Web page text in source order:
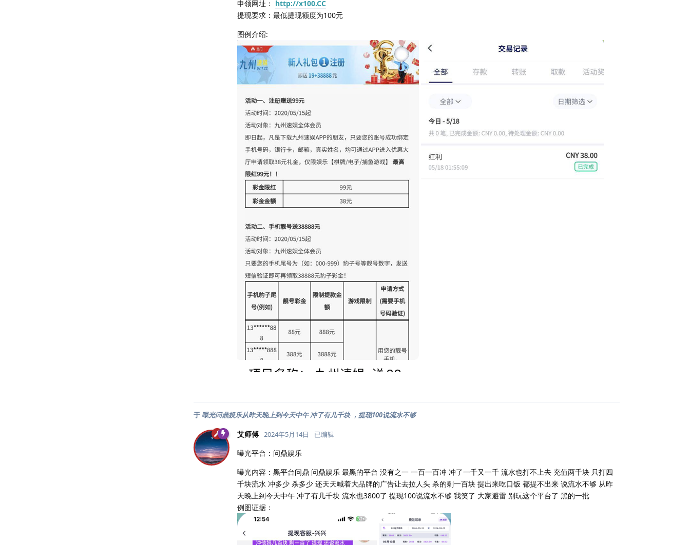
申领网址： http://x100.CC
提现要求：最低提现额度为100元
图例介绍:
于 曝光问鼎娱乐从昨天晚上到今天中午 冲了有几千块 ，提现100说流水不够
艾师傅 2024年5月14日 已编辑
曝光平台：问鼎娱乐
曝光内容：黑平台问鼎 问鼎娱乐 最黑的平台 没有之一 一百一百冲 冲了一千又一千 流水也打不上去 充值两千块 只打四
千块流水 冲多少 杀多少 还天天喊着大品牌的广告让去拉人头 杀的剩一百块 提出来吃口饭 都提不出来 说流水不够 从昨
天晚上到今天中午 冲了有几千块 流水也3800了 提现100说流水不够 我笑了 大家避雷 别玩这个平台了 黑的一批
例图证据：